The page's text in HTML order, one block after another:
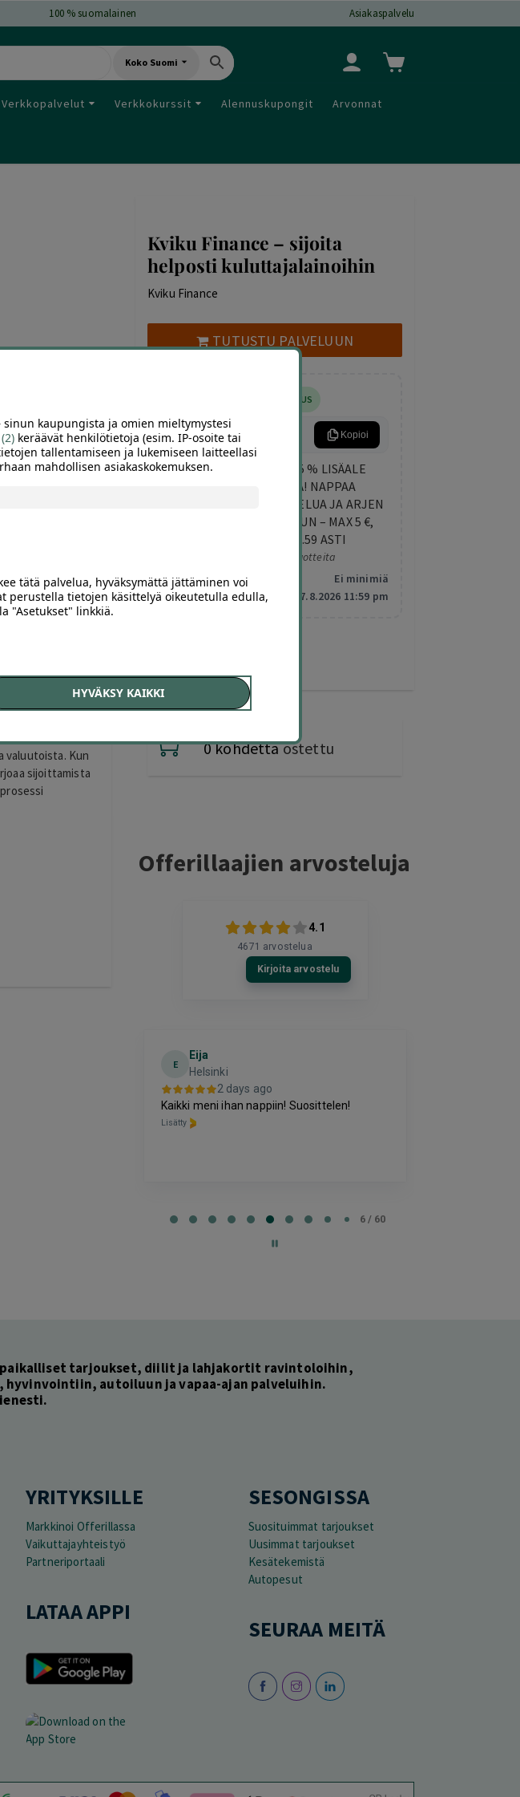
100 % suomalainen Asiakaspalvelu
Koko Suomi
Verkkopalvelut Verkkokurssit Alennuskupongit Arvonnat
valuutoista. Kun
sijoittamista
Kviku Finance – sijoita
helposti kuluttajalainoihin
Kviku Finance
TUTUSTU PALVELUUN
5% LISÄALENNUS
ARKIETU Kopioi
TORSTAIN LISÄETU: 5 % LISÄALE
KAIKISTA DIILEISTÄ! NAPPAA
TEKEMISTÄ, HEMMOTTELUA JA ARJEN
PIRISTYSTÄ ELOKUUHUN – MAX 5 €,
VOIMASSA KLO 23.59 ASTI
Koskee valittuja tuotteita
Minimitilaus:
Ei minimiä
Vanhentuu:
7.8.2026 11:59 pm
0 kohdettaostettu
Offerillaajien arvosteluja
4.1
4671 arvostelua
Kirjoita arvostelu
E
Eija
Helsinki
2 days ago
Kaikki meni ihan nappiin! Suosittelen!
Lisätty
6 / 60
tarjoukset, diilit ja lahjakortit ravintoloihin,
hyvinvointiin, autoiluun ja vapaa-ajan palveluihin.
YRITYKSILLE
Markkinoi Offerillassa
Vaikuttajayhteistyö
Partneriportaali
LATAA APPI
SESONGISSA
Suosituimmat tarjoukset
Uusimmat tarjoukset
Kesätekemistä
Autopesut
SEURAA MEITÄ
sinun kaupungista ja omien mieltymystesi
keräävät henkilötietoja (esim. IP-osoite tai
tallentamiseen ja lukemiseen laitteellasi
mahdollisen asiakaskokemuksen.
tätä palvelua, hyväksymättä jättäminen voi
perustella tietojen käsittelyä oikeutetulla edulla,
"Asetukset" linkkiä.
HYVÄKSY KAIKKI